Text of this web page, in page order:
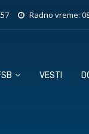
Radno vreme:
VESTI